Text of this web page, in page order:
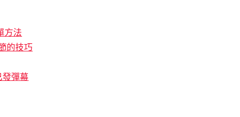
方法
的技巧
發彈幕